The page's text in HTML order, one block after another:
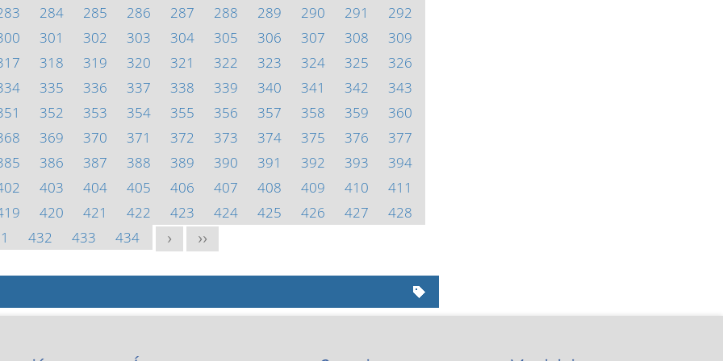
284 285 286 287 288 289 290 291
292
301 302 303 304 305 306 307 308
309
318 319 320 321 322 323 324 325
326
335 336 337 338 339 340 341 342
343
352 353 354 355 356 357 358 359
360
369 370 371 372 373 374 375 376
377
386 387 388 389 390 391 392 393
394
403 404 405 406 407 408 409 410
411
420 421 422 423 424 425 426 427
428
432 433 434 > >>